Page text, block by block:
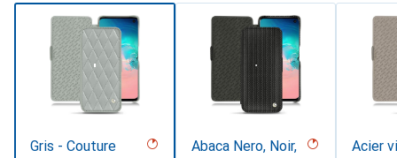
Gris - Couture
Abaca Nero, Noir,
Acier